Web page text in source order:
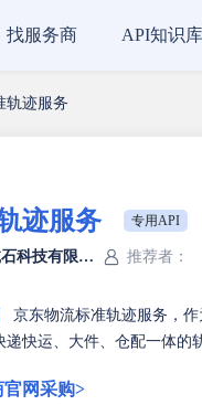
找服务商 API知识库
轨迹服务
迹服务 专用API
北京京东乾石科技有限公司 推荐者：
京东物流标准轨迹服务，
递快运、大件、仓配一体
网采购>